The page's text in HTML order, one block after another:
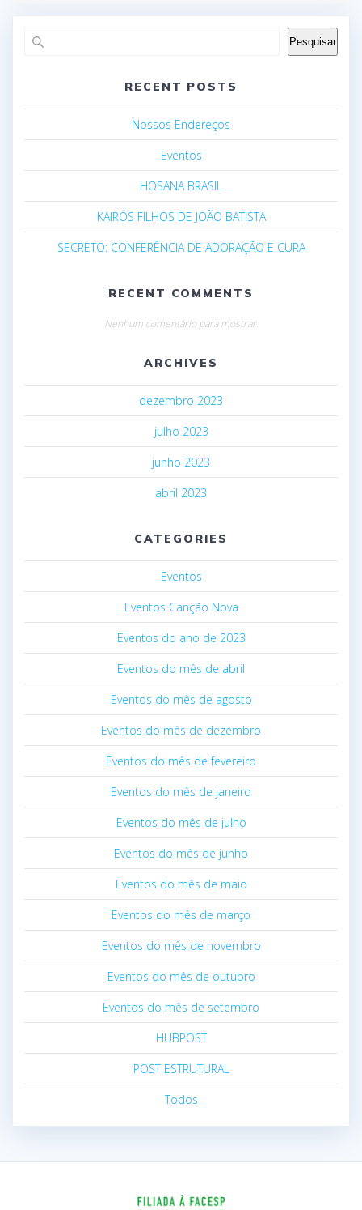
Pesquisar
RECENT POSTS
Nossos Endereços
Eventos
HOSANA BRASIL
KAIRÓS FILHOS DE JOÃO BATISTA
SECRETO: CONFERÊNCIA DE ADORAÇÃO E CURA
RECENT COMMENTS
Nenhum comentário para mostrar.
ARCHIVES
dezembro 2023
julho 2023
junho 2023
abril 2023
CATEGORIES
Eventos
Eventos Canção Nova
Eventos do ano de 2023
Eventos do mês de abril
Eventos do mês de agosto
Eventos do mês de dezembro
Eventos do mês de fevereiro
Eventos do mês de janeiro
Eventos do mês de julho
Eventos do mês de junho
Eventos do mês de maio
Eventos do mês de março
Eventos do mês de novembro
Eventos do mês de outubro
Eventos do mês de setembro
HUBPOST
POST ESTRUTURAL
Todos